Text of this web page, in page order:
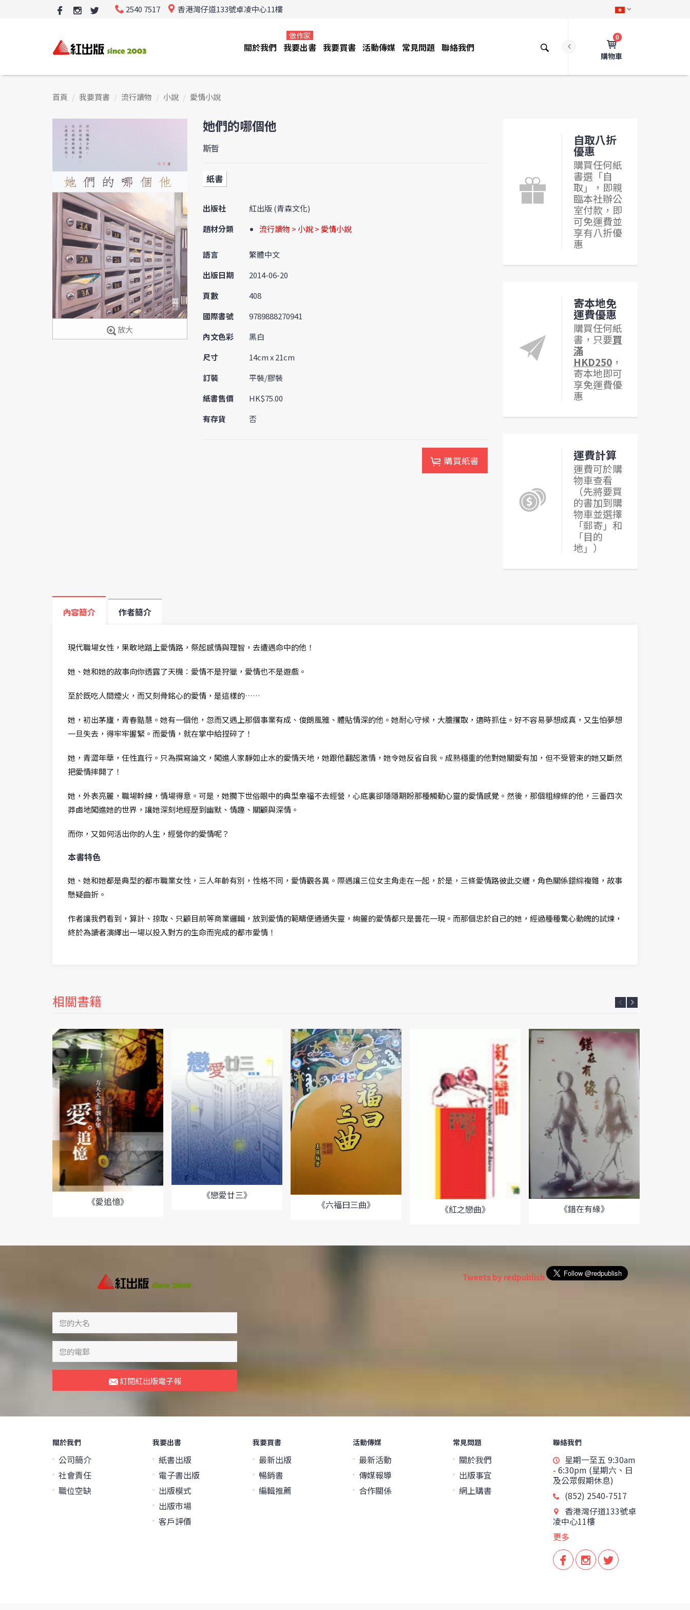
2540 7517 香港灣仔道133號卓凌中心11樓
0
購物車
關於我們 我要出書
做作家
我要買書 活動傳媒 常見問題 聯絡我們
首頁 我要買書 流行讀物 小說 愛情小說
放大
她們的哪個他
斯哲
紙書
出版社
紅出版 (青森文化)
題材分類
流行讀物 > 小說 > 愛情小說
語言
繁體中文
出版日期
2014-06-20
頁數
408
國際書號
9789888270941
內文色彩
黑白
尺寸
14cm x 21cm
訂裝
平裝/膠裝
紙書售價
HK$75.00
有存貨
否
購買紙書
自取八折
優惠
購買任何紙
書選「自
取」，即親
臨本社辦公
室付款，即
可免運費並
享有八折優
惠
寄本地免
運費優惠
購買任何紙
書，只要買
滿
HKD250，
寄本地即可
享免運費優
惠
運費計算
運費可於購
物車查看
（先將要買
的書加到購
物車並選擇
「郵寄」和
「目的
地」）
內容簡介 作者簡介
現代職場女性，果敢地踏上愛情路，祭起感情與理智，去遭遇命中的他！
她、她和她的故事向你透露了天機：愛情不是狩獵，愛情也不是遊戲。
至於既吃人間煙火，而又刻骨銘心的愛情，是這樣的……
她，初出茅廬，青春黠慧。她有一個他，忽而又遇上那個事業有成、俊朗風雅、體貼情深的他。她耐心守候，大膽攫取，適時抓住。好不容易夢想成真，又生怕夢想
一旦失去，得牢牢握緊。而愛情，就在掌中給捏碎了！
她，青澀年華，任性直行。只為撰寫論文，闖進人家靜如止水的愛情天地，她跟他翻起激情，她令她反省自我。成熟穩重的他對她關愛有加，但不受管束的她又斷然
把愛情摔開了！
她，外表亮麗，職場幹練，情場得意。可是，她擱下世俗眼中的典型幸福不去經營，心底裏卻隱隱期盼那種觸動心靈的愛情感覺。然後，那個粗線條的他，三番四次
莽鹵地闖進她的世界，讓她深刻地經歷到幽默、情趣、關顧與深情。
而你，又如何活出你的人生，經營你的愛情呢？
本書特色
她、她和她都是典型的都巿職業女性，三人年齡有別，性格不同，愛情觀各異。際遇讓三位女主角走在一起，於是，三條愛情路彼此交纒，角色關係錯綜複雜，故事
懸疑曲折。
作者讓我們看到，算計、掠取、只顧目前等商業邏輯，放到愛情的範疇便通通失靈，絢麗的愛情都只是曇花一現。而那個忠於自己的她，經過種種驚心動魄的試煉，
終於為讀者演繹出一場以投入對方的生命而完成的都巿愛情！
相關書籍
《愛追憶》
《戀愛廿三》
《六福曰三曲》 《紅之戀曲》 《錯在有緣》
訂閱紅出版電子報
Tweets by redpublish
關於我們
公司簡介
社會責任
職位空缺
我要出書
紙書出版
電子書出版
出版模式
出版市場
客戶評價
我要買書
最新出版
暢銷書
編輯推薦
活動傳媒
最新活動
傳媒報導
合作關係
常見問題
關於我們
出版事宜
網上購書
聯絡我們
星期一至五 9:30am
- 6:30pm (星期六、日
及公眾假期休息)
(852) 2540-7517
香港灣仔道133號卓
凌中心11樓
更多